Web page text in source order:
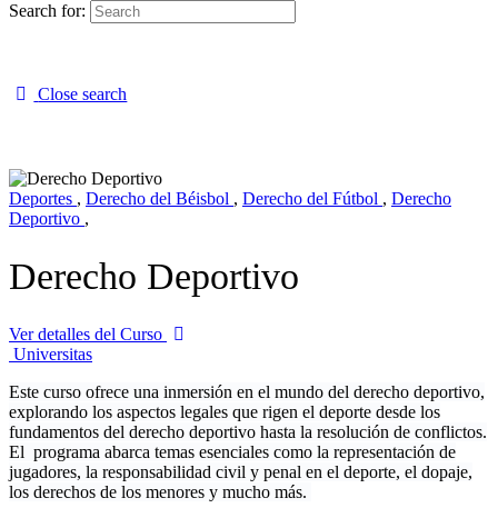
Search for:
Close search
Deportes , Derecho del Béisbol , Derecho del Fútbol , Derecho
Deportivo ,
Derecho Deportivo
Ver detalles del Curso
Universitas
Este curso ofrece una inmersión en el mundo del derecho deportivo,
explorando los aspectos legales que rigen el deporte desde los
fundamentos del derecho deportivo hasta la resolución de conflictos.
El programa abarca temas esenciales como la representación de
jugadores, la responsabilidad civil y penal en el deporte, el dopaje,
los derechos de los menores y mucho más.